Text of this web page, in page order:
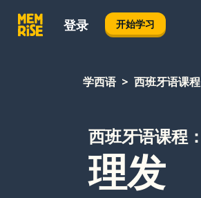
登录 开始学习
学西语 西班牙语课程
西班牙语课程：
理发